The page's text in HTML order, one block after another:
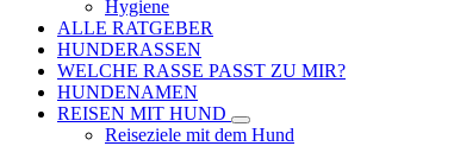
Hygiene
ALLE RATGEBER
HUNDERASSEN
WELCHE RASSE PASST ZU MIR?
HUNDENAMEN
REISEN MIT HUND
Reiseziele mit dem Hund